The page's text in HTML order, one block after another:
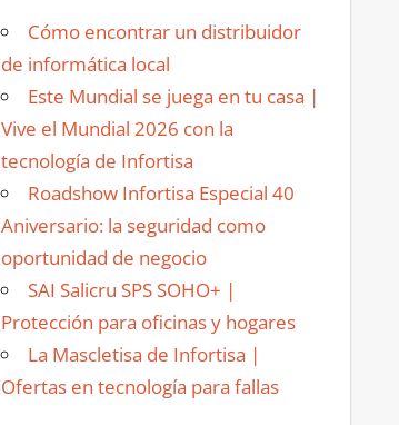
Cómo encontrar un distribuidor
de informática local
Este Mundial se juega en tu casa |
Vive el Mundial 2026 con la
tecnología de Infortisa
Roadshow Infortisa Especial 40
Aniversario: la seguridad como
oportunidad de negocio
SAI Salicru SPS SOHO+ |
Protección para oficinas y hogares
La Mascletisa de Infortisa |
Ofertas en tecnología para fallas